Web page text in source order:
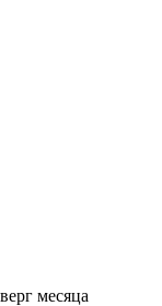
месяца